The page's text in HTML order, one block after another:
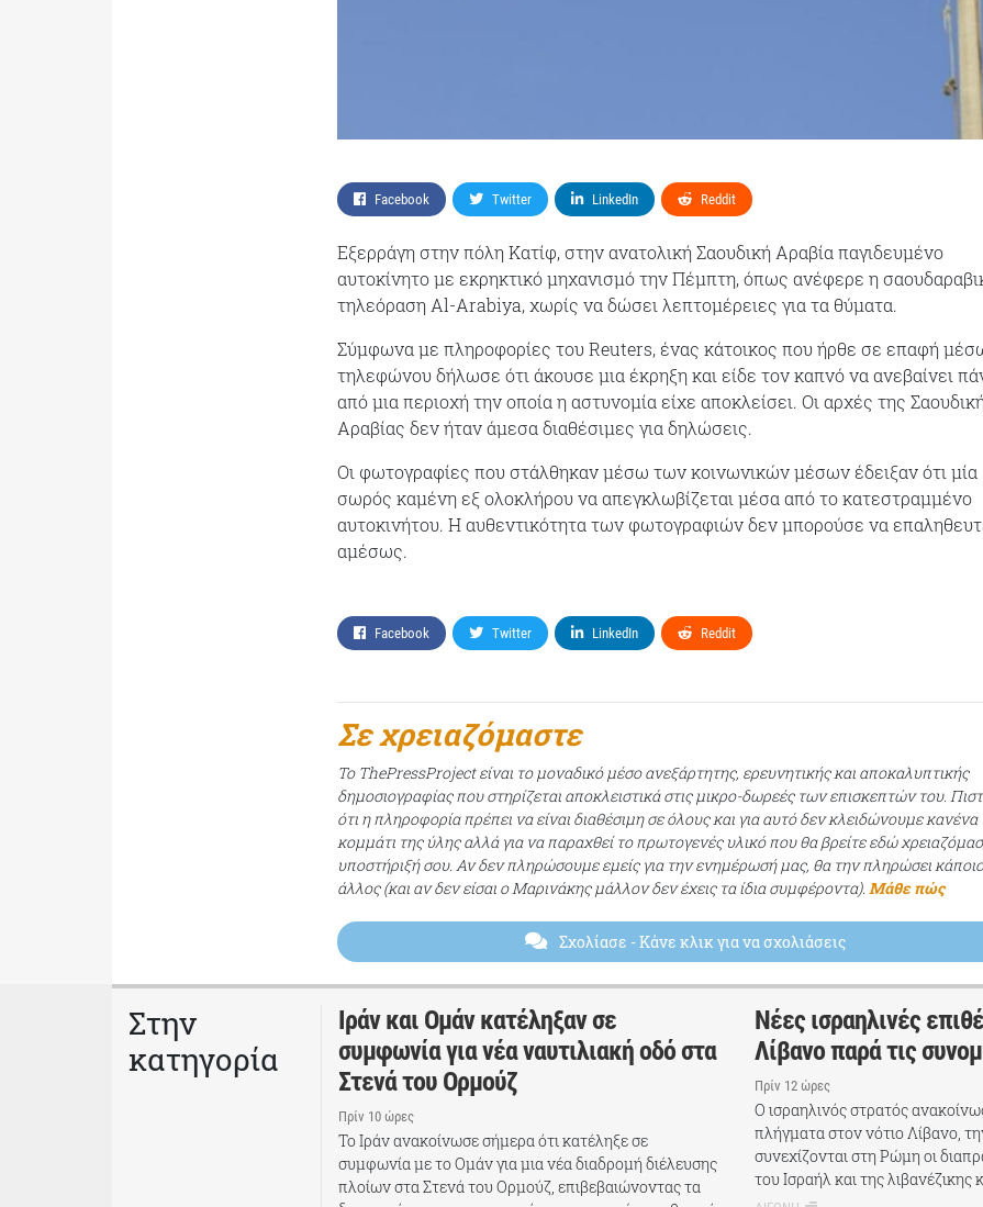
Facebook Twitter LinkedIn Reddit
Εξερράγη στην πόλη Κατίφ, στην ανατολική Σαουδική Αραβία παγιδευμένο
αυτοκίνητο με εκρηκτικό μηχανισμό την Πέμπτη, όπως ανέφερε η
τηλεόραση Al-Arabiya, χωρίς να δώσει λεπτομέρειες για τα θύματα.
Σύμφωνα με πληροφορίες του Reuters, ένας κάτοικος που ήρθε σε επαφή
τηλεφώνου δήλωσε ότι άκουσε μια έκρηξη και είδε τον καπνό να ανεβαίνει
από μια περιοχή την οποία η αστυνομία είχε αποκλείσει. Οι αρχές της
Αραβίας δεν ήταν άμεσα διαθέσιμες για δηλώσεις.
Οι φωτογραφίες που στάλθηκαν μέσω των κοινωνικών μέσων έδειξαν ότι μία
σωρός καμένη εξ ολοκλήρου να απεγκλωβίζεται μέσα από το κατεστραμμένο
αυτοκινήτου. Η αυθεντικότητα των φωτογραφιών δεν μπορούσε να
αμέσως.
Facebook Twitter LinkedIn Reddit
Σε χρειαζόμαστε
Το ThePressProject είναι το μοναδικό μέσο ανεξάρτητης, ερευνητικής και αποκαλυπτικής
δημοσιογραφίας που στηρίζεται αποκλειστικά στις μικρο-δωρεές των επισκεπτών του.
ότι η πληροφορία πρέπει να είναι διαθέσιμη σε όλους και για αυτό δεν κλειδώνουμε κανένα
κομμάτι της ύλης αλλά για να παραχθεί το πρωτογενές υλικό που θα βρείτε εδώ
υποστήριξή σου. Αν δεν πληρώσουμε εμείς για την ενημέρωσή μας, θα την πληρώσει
άλλος (και αν δεν είσαι ο Μαρινάκης μάλλον δεν έχεις τα ίδια συμφέροντα). Μάθε πώς
Σχολίασε - Κάνε κλικ για να σχολιάσεις
Στην
κατηγορία
Ιράν και Ομάν κατέληξαν σε
συμφωνία για νέα ναυτιλιακή οδό στα
Στενά του Ορμούζ
Πρίν 10 ώρες
Το Ιράν ανακοίνωσε σήμερα ότι κατέληξε σε
συμφωνία με το Ομάν για μια νέα διαδρομή διέλευσης
πλοίων στα Στενά του Ορμούζ, επιβεβαιώνοντας τα
Νέες ισραηλινές
Λίβανο παρά τις
Πρίν 12 ώρες
Ο ισραηλινός στρατός
πλήγματα στον νότιο Λίβανο,
συνεχίζονται στη Ρώμη οι
του Ισραήλ και της λιβανέζικης